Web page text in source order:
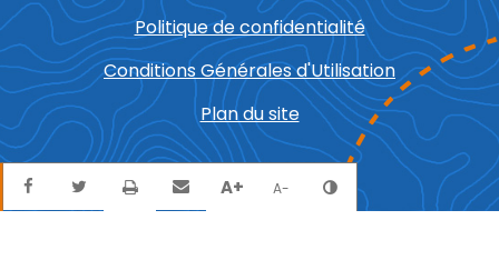
Partager sur Facebook
Partager sur Twitter
ImprimerEnvoyer par mail
A+ Agrandir le texte
A- Réduire le texte
Changer le
Politique de confidentialité
Conditions Générales d'Utilisation
Plan du site